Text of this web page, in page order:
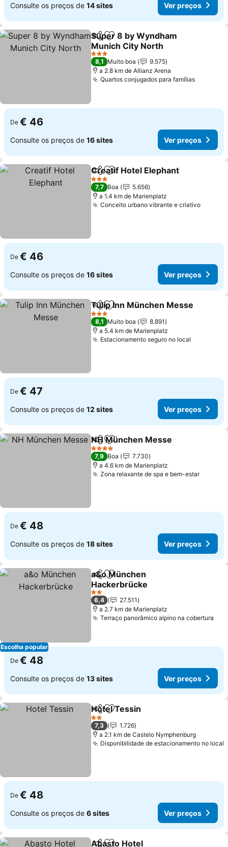
Consulte os preços de 14 sites Ver preços
PartilharAdicionar aos favoritos
Super 8 by Wyndham
Munich City North
3 Estrelas
8,1 Muito boa
9.575
a 2.8 km de Allianz Arena
Quartos conjugados para famílias
De € 46
Consulte os preços de 16 sites Ver preços
PartilharAdicionar aos favoritos
Creatif Hotel Elephant
3 Estrelas
7,7 Boa
5.656
a 1.4 km de Marienplatz
Conceito urbano vibrante e criativo
De € 46
Consulte os preços de 16 sites Ver preços
PartilharAdicionar aos favoritos
Tulip Inn München Messe
3 Estrelas
8,1 Muito boa
8.891
a 5.4 km de Marienplatz
Estacionamento seguro no local
De € 47
Consulte os preços de 12 sites Ver preços
PartilharAdicionar aos favoritos
NH München Messe
4 Estrelas
7,9 Boa
7.730
a 4.6 km de Marienplatz
Zona relaxante de spa e bem-estar
De € 48
Consulte os preços de 18 sites Ver preços
Escolha popular
PartilharAdicionar aos favoritos
a&o München
Hackerbrücke
2 Estrelas
6,4
27.511
a 2.7 km de Marienplatz
Terraço panorâmico alpino na cobertura
De € 48
Consulte os preços de 13 sites Ver preços
PartilharAdicionar aos favoritos
Hotel Tessin
2 Estrelas
7,3
1.726
a 2.1 km de Castelo Nymphenburg
Disponibilidade de estacionamento no local
De € 48
Consulte os preços de 6 sites Ver preços
Abasto Hotel